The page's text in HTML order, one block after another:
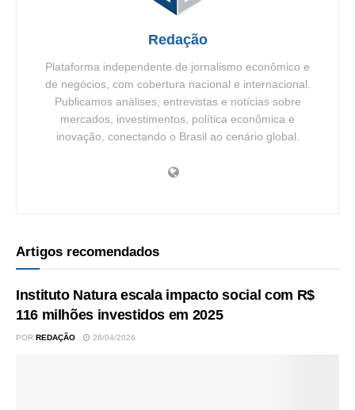
Redação
Plataforma independente de jornalismo econômico e
de negócios, com cobertura nacional e internacional.
Publicamos análises, entrevistas e notícias sobre
mercados, investimentos, política econômica e
inovação, conectando o Brasil ao cenário global.
Artigos recomendados
Instituto Natura escala impacto social com R$
116 milhões investidos em 2025
POR REDAÇÃO 28/04/2026